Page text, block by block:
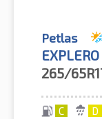
Petlas
265/
C D